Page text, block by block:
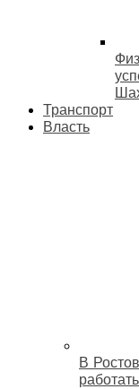
Транспорт
Власть
В